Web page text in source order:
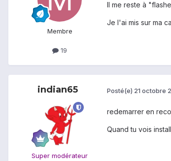
Membre
19
Il me reste à
Je l'ai mis sur ma
indian65
Super modérateur
Posté(e) 21 octobre
redemarrer en
Quand tu vois